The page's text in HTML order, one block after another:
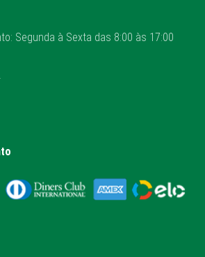
Segunda à Sexta das 8:00 às 17:00